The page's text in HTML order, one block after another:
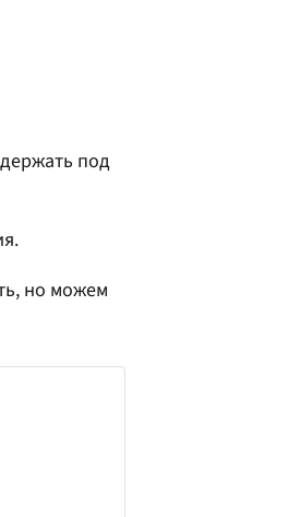
под
но можем